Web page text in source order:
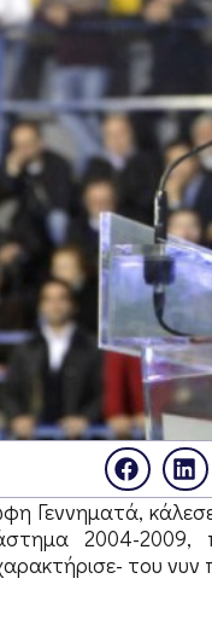
κάλεσε
2004-2009,
του